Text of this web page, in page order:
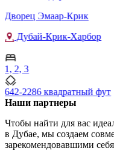
Дворец Эмаар-Крик
Дубай-Крик-Харбор
1, 2, 3
642-2286 квадратный фут
Наши партнеры
Чтобы найти для вас
в Дубае, мы создаем
зарекомендовавшими